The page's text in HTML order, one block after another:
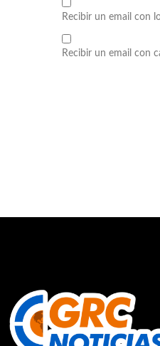
Recibir un email con
Recibir un email con